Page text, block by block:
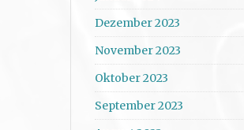
Dezember 2023
November 2023
Oktober 2023
September 2023